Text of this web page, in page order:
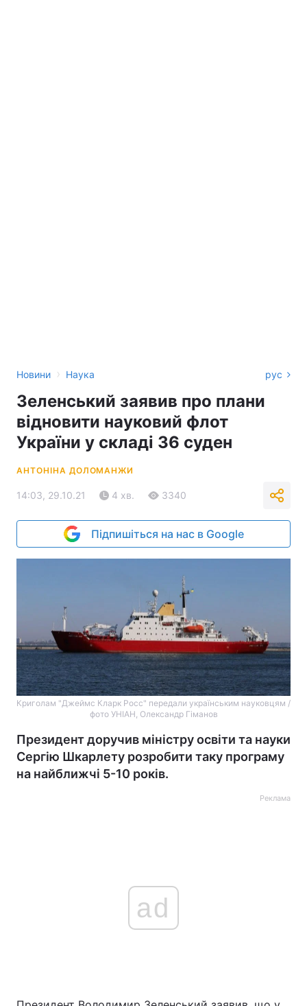
Новини › Наука рус
Зеленський заявив про плани
відновити науковий флот
України у складі 36 суден
АНТОНІНА ДОЛОМАНЖИ
14:03, 29.10.21 4 хв. 3340
Підпишіться на нас в Google
Криголам "Джеймс Кларк Росс" передали українським науковцям /
фото УНІАН, Олександр Гіманов
Президент доручив міністру освіти та науки
Сергію Шкарлету розробити таку програму
на найближчі 5-10 років.
Реклама
ad